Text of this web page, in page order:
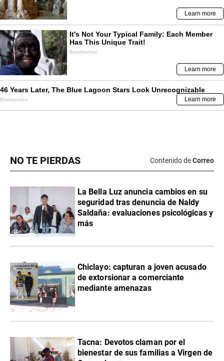
NO TE PIERDAS Contenido deCorreo
La Bella Luz anuncia cambios en su
seguridad tras denuncia de Naldy
Saldaña: evaluaciones psicológicas y
más
Chiclayo: capturan a joven acusado
de extorsionar a comerciante
mediante amenazas
Tacna: Devotos claman por el
bienestar de sus familias a Virgen de